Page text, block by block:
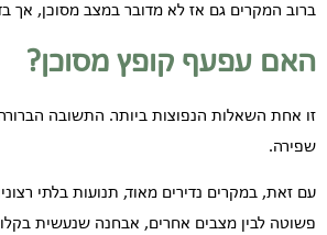
ברוב המקרים גם אז לא מדובר במצב מסוכן, אך
האם עפעף קופץ מסוכן?
זו אחת השאלות הנפוצות ביותר. התשובה
שפירה.
עם זאת, במקרים נדירים מאוד, תנועות בלתי
פשוטה לבין מצבים אחרים, אבחנה שנעשית